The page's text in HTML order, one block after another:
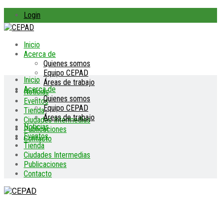
Login
Inicio
Acerca de
Quienes somos
Equipo CEPAD
Áreas de trabajo
Noticias
Eventos
Tienda
Ciudades Intermedias
Publicaciones
Contacto
Inicio
Acerca de
Quienes somos
Equipo CEPAD
Áreas de trabajo
Noticias
Eventos
Tienda
Ciudades Intermedias
Publicaciones
Contacto